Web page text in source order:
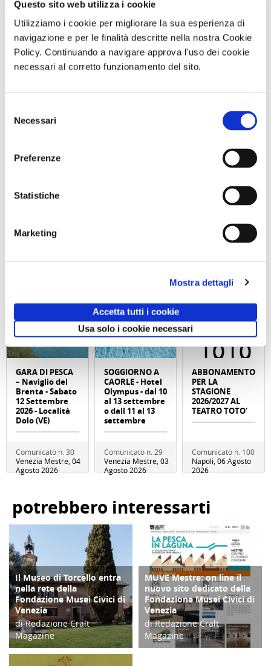
Questo sito web utilizza i cookie
Utilizziamo i cookie per migliorare la sua esperienza di
navigazione e per le finalità descritte nella nostra Cookie
Policy. Continuando a navigare approva l'uso dei cookie
necessari al corretto funzionamento del sito.
delNecessari
Preferenze
Statistiche
Marketing
Mostra dettagli
Accetta tutti i cookie
Usa solo i cookie necessari
ancora indisturbati in Africa (con due corni) e in Asia
(con un corno solo) in Europa sono stati animali quasi
mitologici, rarissimi, a volte indicati come il vero
unicorno. Clara per 17 anni ha girato il mondo nelle
GARA DI PESCA
– Naviglio del
Brenta - Sabato
12 Settembre
2026 - Località
Dolo (VE)
Comunicato n. 30
Venezia Mestre, 04
Agosto 2026
SOGGIORNO A
CAORLE - Hotel
Olympus - dal 10
al 13 settembre
o dall 11 al 13
settembre
Comunicato n. 29
Venezia Mestre, 03
Agosto 2026
ABBONAMENTO
PER LA
STAGIONE
2026/2027 AL
TEATRO TOTO'
Comunicato n. 100
Napoli, 06 Agosto
2026
potrebbero interessarti
TERRITORIO
Il Museo di Torcello entra
nella rete della
Fondazione Musei Civici di
Venezia
di Redazione Cralt
Magazine
31/07/25
CULTURA/ARTE
MUVE Mestre: on line il
nuovo sito dedicato della
Fondazione Musei Civici di
Venezia
di Redazione Cralt
Magazine